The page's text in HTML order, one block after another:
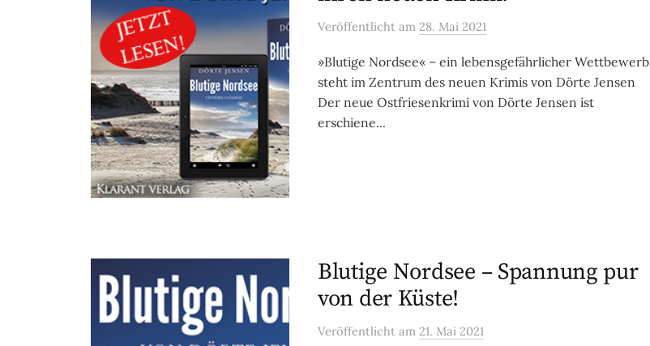
Veröffentlicht am 28. Mai 2021
»Blutige Nordsee« – ein lebensgefährlicher Wettbewerb
steht im Zentrum des neuen Krimis von Dörte Jensen
Der neue Ostfriesenkrimi von Dörte Jensen ist
erschiene...
Blutige Nordsee – Spannung pur
von der Küste!
Veröffentlicht am 21. Mai 2021